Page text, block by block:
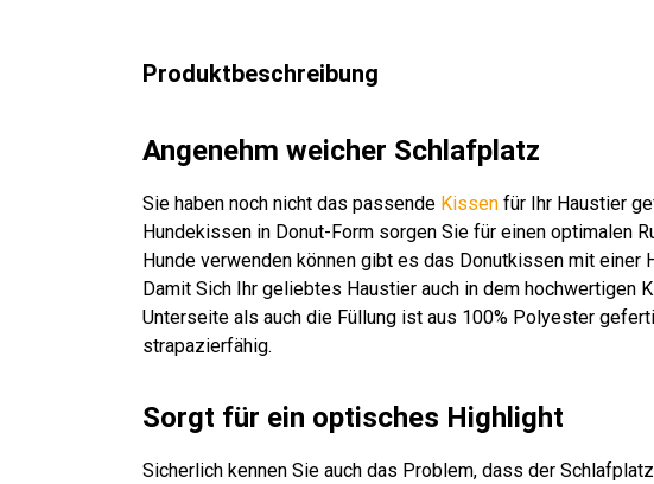
Produktbeschreibung
Angenehm weicher Schlafplatz
Sie haben noch nicht das passende Kissen für Ihr Haustier
Hundekissen in Donut-Form sorgen Sie für einen optimalen
Hunde verwenden können gibt es das Donutkissen mit einer
Damit Sich Ihr geliebtes Haustier auch in dem
Unterseite als auch die Füllung ist aus 100% Polyester
strapazierfähig.
Sorgt für ein optisches Highlight
Sicherlich kennen Sie auch das Problem, dass der